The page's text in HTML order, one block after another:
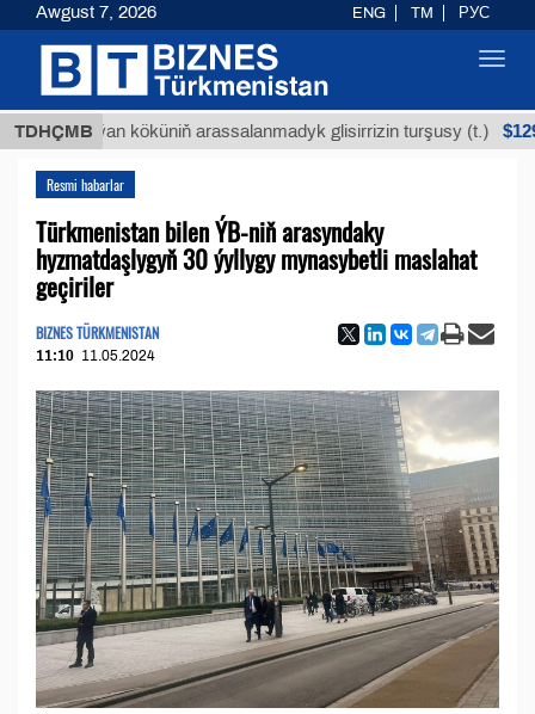
TDHÇMB
Buýan köküniň arassalanmadyk glisirrizin turşusy (t.) $12935,18
Resmi habarlar
Türkmenistan bilen ÝB-niň arasyndaky
hyzmatdaşlygyň 30 ýyllygy mynasybetli maslahat
geçiriler
BIZNES TÜRKMENISTAN
11:10 11.05.2024
Awgust 7, 2026 ENG TM РУС